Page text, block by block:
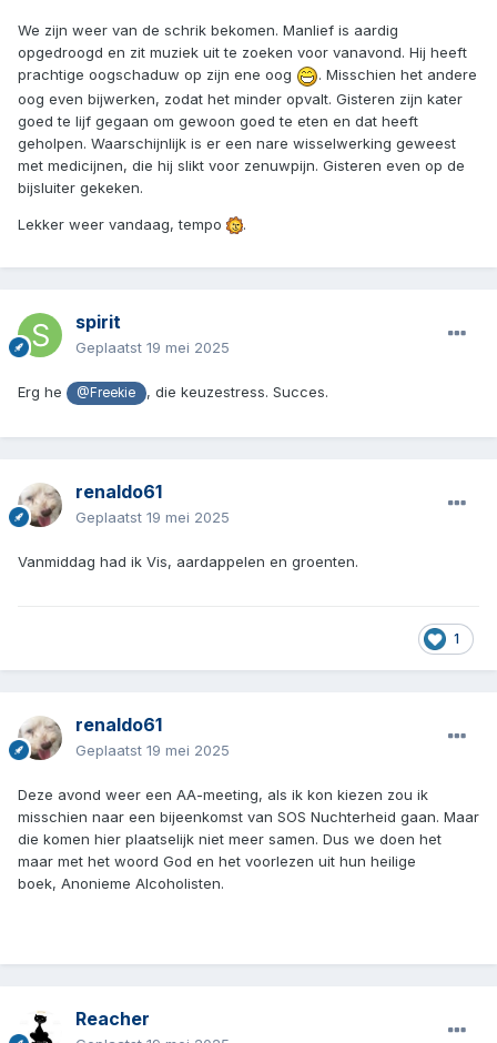
We zijn weer van de schrik bekomen. Manlief is aardig
opgedroogd en zit muziek uit te zoeken voor vanavond. Hij heeft
prachtige oogschaduw op zijn ene oog
. Misschien het andere
oog even bijwerken, zodat het minder opvalt. Gisteren zijn kater
goed te lijf gegaan om gewoon goed te eten en dat heeft
geholpen. Waarschijnlijk is er een nare wisselwerking geweest
met medicijnen, die hij slikt voor zenuwpijn. Gisteren even op de
bijsluiter gekeken.
Lekker weer vandaag, tempo .
spirit
Geplaatst 19 mei 2025
Erg he @Freekie , die keuzestress. Succes.
renaldo61
Geplaatst 19 mei 2025
Vanmiddag had ik Vis, aardappelen en groenten.
1
renaldo61
Geplaatst 19 mei 2025
Deze avond weer een AA-meeting, als ik kon kiezen zou ik
misschien naar een bijeenkomst van SOS Nuchterheid gaan. Maar
die komen hier plaatselijk niet meer samen. Dus we doen het
maar met het woord God en het voorlezen uit hun heilige
boek, Anonieme Alcoholisten.
Reacher